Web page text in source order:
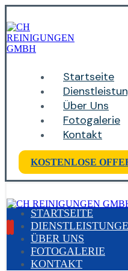
Startseite
Über Uns
Fotogalerie
Kontakt
KOSTENLOSE
STARTSEITE
ÜBER UNS
FOTOGALERIE
KONTAKT